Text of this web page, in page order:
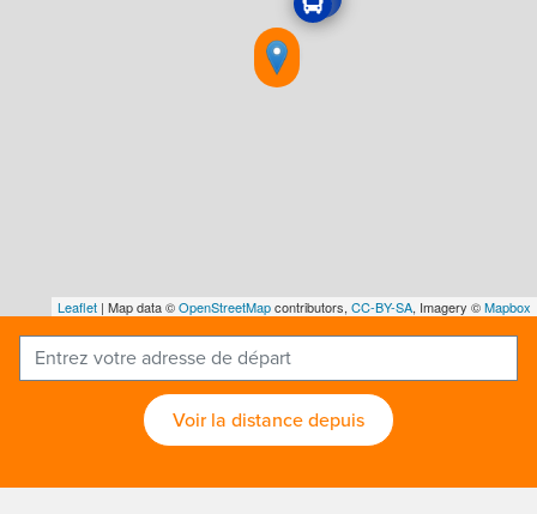
Leaflet | Map data ©OpenStreetMapcontributors, CC-BY-SA, Imagery ©Mapbox
Voir la distance depuis